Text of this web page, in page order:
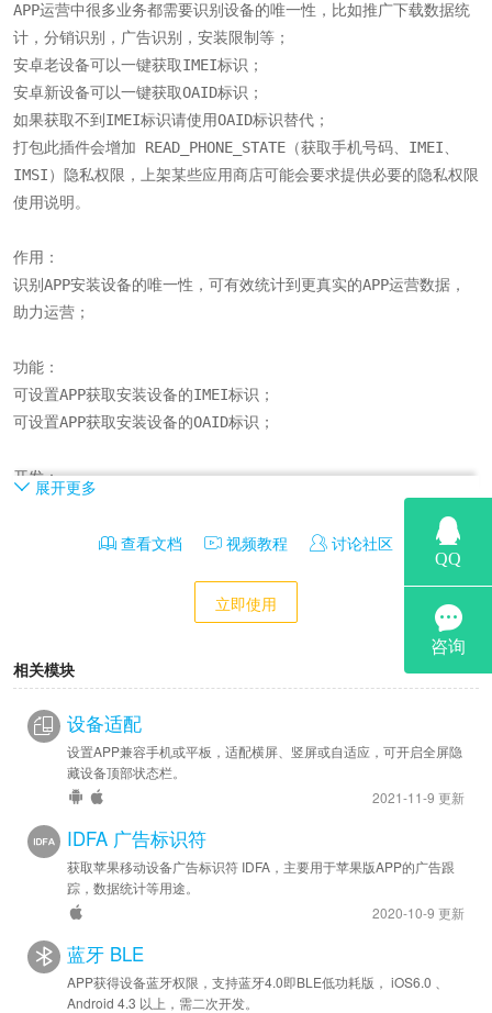
APP运营中很多业务都需要识别设备的唯一性，比如推广下载数据统
计，分销识别，广告识别，安装限制等；
安卓老设备可以一键获取IMEI标识；
安卓新设备可以一键获取OAID标识；
如果获取不到IMEI标识请使用OAID标识替代；
打包此插件会增加 READ_PHONE_STATE（获取手机号码、IMEI、
IMSI）隐私权限，上架某些应用商店可能会要求提供必要的隐私权限
使用说明。
作用：
识别APP安装设备的唯一性，可有效统计到更真实的APP运营数据，
助力运营；
功能：
可设置APP获取安装设备的IMEI标识；
可设置APP获取安装设备的OAID标识；
开发：
提供jsBridge.getIMEI开发方案，通过页面JS调用来实现自定义；
提供jsBridge.getOAID开发方案，通过页面JS调用来实现自定义；
展开更多
查看文档 视频教程 讨论社区
立即使用
相关模块
设备适配
设置APP兼容手机或平板，适配横屏、竖屏或自适应，可开启全屏隐
藏设备顶部状态栏。
2021-11-9 更新
IDFA 广告标识符
获取苹果移动设备广告标识符 IDFA，主要用于苹果版APP的广告跟
踪，数据统计等用途。
2020-10-9 更新
蓝牙 BLE
APP获得设备蓝牙权限，支持蓝牙4.0即BLE低功耗版， iOS6.0 、
Android 4.3 以上，需二次开发。